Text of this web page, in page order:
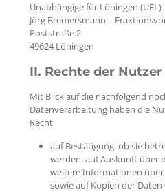
Unabhängige für Löningen (UFL)
Jörg Bremersmann –
Poststraße 2
49624 Löningen
II. Rechte der
Mit Blick auf die nachfolgend
Datenverarbeitung haben die
Recht
auf Bestätigung, ob sie
werden, auf Auskunft über
weitere Informationen
sowie auf Kopien der Daten